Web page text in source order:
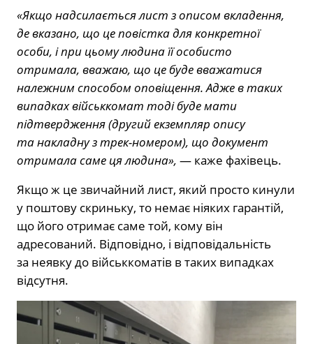
«Якщо надсилається лист з описом вкладення,
де вказано, що це повістка для конкретної
особи, і при цьому людина її особисто
отримала, вважаю, що це буде вважатися
належним способом оповіщення. Адже в таких
випадках військкомат тоді буде мати
підтвердження (другий екземпляр опису
та накладну з трек-номером), що документ
отримала саме ця людина», — каже фахівець.
Якщо ж це звичайний лист, який просто кинули
у поштову скриньку, то немає ніяких гарантій,
що його отримає саме той, кому він
адресований. Відповідно, і відповідальність
за неявку до військкоматів в таких випадках
відсутня.